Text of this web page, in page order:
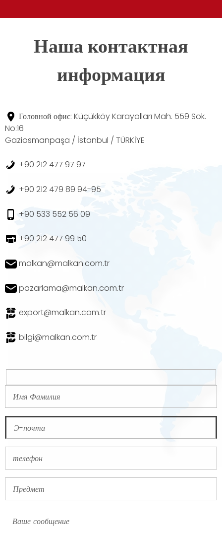
Наша контактная
информация
Головной офис: Küçükköy Karayolları Mah. 559 Sok.
No:16
Gaziosmanpaşa / İstanbul / TÜRKİYE
+90 212 477 97 97
+90 212 479 89 94-95
+90 533 552 56 09
+90 212 477 99 50
malkan@malkan.com.tr
pazarlama@malkan.com.tr
export@malkan.com.tr
bilgi@malkan.com.tr